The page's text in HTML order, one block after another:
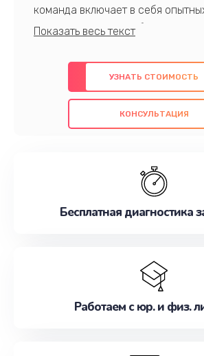
команда включает в себя
профессионалов с обширными
предлагаем быстрый и
использованием оригинальных
также гарантируем качество
проведенных работ. Наша цель -
наилучшим образом. Не медлите
УЗНАТЬ СТОИМОСТЬ
КОНСУЛЬТАЦИЯ
Бесплатная диагностика
Работаем с юр. и физ.